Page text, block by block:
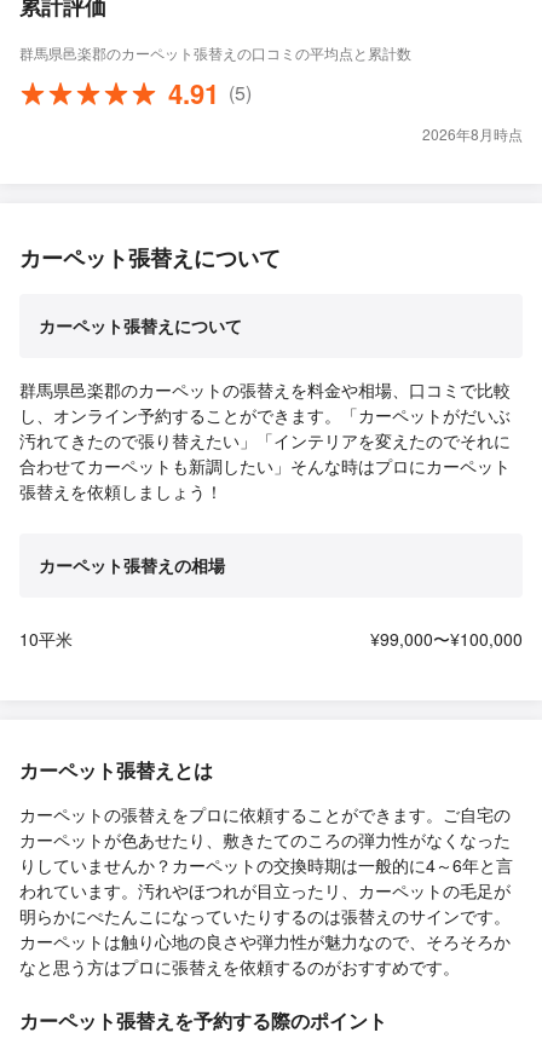
群馬県邑楽郡のカーペット張替えの口コミの平均点と累計数
4.91 (5)
2026年8月時点
カーペット張替えについて
カーペット張替えについて
群馬県邑楽郡のカーペットの張替えを料金や相場、口コミで比較
し、オンライン予約することができます。「カーペットがだいぶ
汚れてきたので張り替えたい」「インテリアを変えたのでそれに
合わせてカーペットも新調したい」そんな時はプロにカーペット
張替えを依頼しましょう！
カーペット張替えの相場
10平米 ¥99,000〜¥100,000
カーペット張替えとは
カーペットの張替えをプロに依頼することができます。ご自宅の
カーペットが色あせたり、敷きたてのころの弾力性がなくなった
りしていませんか？カーペットの交換時期は一般的に4～6年と言
われています。汚れやほつれが目立ったリ、カーペットの毛足が
明らかにぺたんこになっていたりするのは張替えのサインです。
カーペットは触り心地の良さや弾力性が魅力なので、そろそろか
なと思う方はプロに張替えを依頼するのがおすすめです。
カーペット張替えを予約する際のポイント